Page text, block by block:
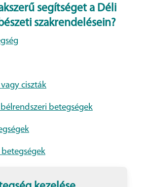
segítséget a Déli
szakrendelésein?
ciszták
betegségek
betegségek